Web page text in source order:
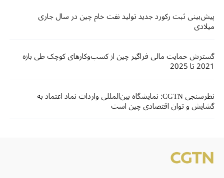
پیش‌بینی ثبت رکورد جدید تولید نفت خام چین در سال جاری
میلادی
گسترش حمایت مالی فراگیر چین از کسب‌وکارهای کوچک طی بازه
2021 تا 2025
نظرسنجی CGTN: نمایشگاه بین‌المللی واردات نماد اعتماد به
گشایش و توان اقتصادی چین است